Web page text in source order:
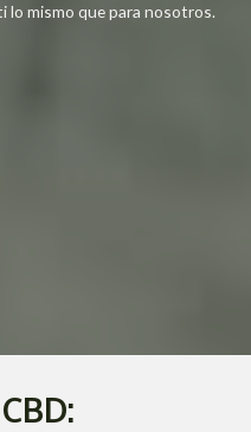
lo mismo que para nosotros.